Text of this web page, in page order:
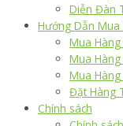
Diễn Đàn
Hướng Dẫn Mua
Mua
Mua
Mua
Đặt Hàng
Chính sách